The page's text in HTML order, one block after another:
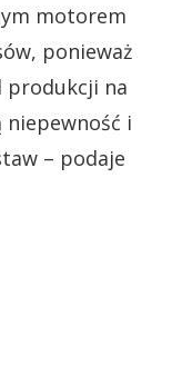
motorem
ponieważ
produkcji na
niepewność i
– podaje